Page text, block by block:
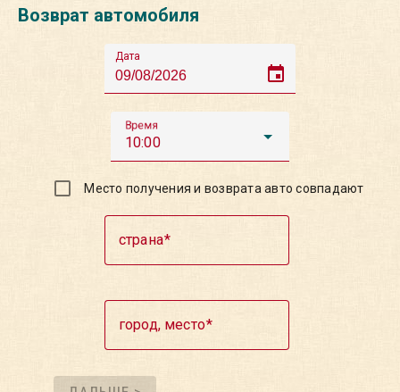
Возврат автомобиля
Дата
event
Время
10:00
Место получения и возврата авто совпадают
страна
город, место